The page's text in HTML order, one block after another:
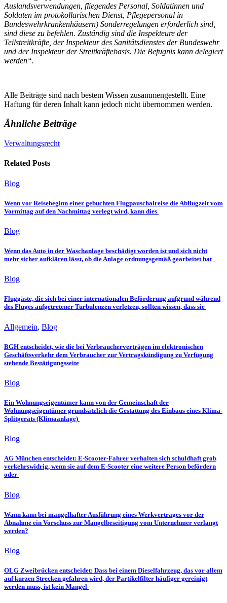
Auslandsverwendungen, fliegendes Personal, Soldatinnen und
Soldaten im protokollarischen Dienst, Pflegepersonal in
Bundeswehrkrankenhäusern) Sonderregelungen erforderlich sind,
sind diese zu befehlen. Zuständig sind die Inspekteure der
Teilstreitkräfte, der Inspekteur des Sanitätsdienstes der Bundeswehr
und der Inspekteur der Streitkräftebasis. Die Befugnis kann delegiert
werden“.
Alle Beiträge sind nach bestem Wissen zusammengestellt. Eine
Haftung für deren Inhalt kann jedoch nicht übernommen werden.
Ähnliche Beiträge
Verwaltungsrecht
Related Posts
Blog
Wenn vor Reisebeginn einer gebuchten Flugpauschalreise die Abflugzeit vom
Vormittag auf den Nachmittag verlegt wird, kann dies
Blog
Wenn das Auto in der Waschanlage beschädigt worden ist und sich nicht
mehr sicher aufklären lässt, ob die Anlage ordnungsgemäß gearbeitet hat
Blog
Fluggäste, die sich bei einer internationalen Beförderung aufgrund während
des Fluges aufgetretener Turbulenzen verletzen, sollten wissen, dass sie
Allgemein, Blog
BGH entscheidet, wie die bei Verbraucherverträgen im elektronischen
Geschäftsverkehr dem Verbraucher zur Vertragskündigung zu Verfügung
stehende Bestätigungsseite
Blog
Ein Wohnungseigentümer kann von der Gemeinschaft der
Wohnungseigentümer grundsätzlich die Gestattung des Einbaus eines Klima-
Splitgeräts (Klimaanlage)
Blog
AG München entscheidet: E-Scooter-Fahrer verhalten sich schuldhaft grob
verkehrswidrig, wenn sie auf dem E-Scooter eine weitere Person befördern
oder
Blog
Wann kann bei mangelhafter Ausführung eines Werkvertrages vor der
Abnahme ein Vorschuss zur Mangelbeseitigung vom Unternehmer verlangt
werden?
Blog
OLG Zweibrücken entscheidet: Dass bei einem Dieselfahrzeug, das vor allem
auf kurzen Strecken gefahren wird, der Partikelfilter häufiger gereinigt
werden muss, ist kein Mangel